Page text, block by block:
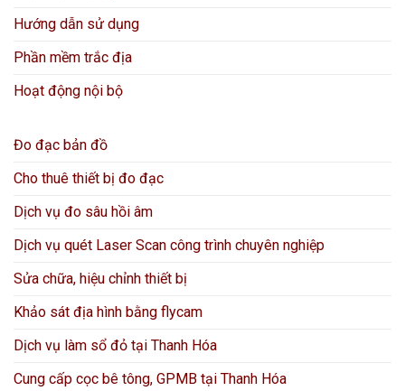
Hướng dẫn sử dụng
Phần mềm trắc địa
Hoạt động nội bộ
Đo đạc bản đồ
Cho thuê thiết bị đo đạc
Dịch vụ đo sâu hồi âm
Dịch vụ quét Laser Scan công trình chuyên nghiệp
Sửa chữa, hiệu chỉnh thiết bị
Khảo sát địa hình bằng flycam
Dịch vụ làm sổ đỏ tại Thanh Hóa
Cung cấp cọc bê tông, GPMB tại Thanh Hóa